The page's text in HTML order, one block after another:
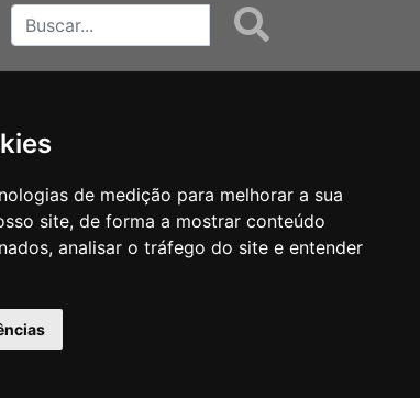
de medição para melhorar a sua
site, de forma a mostrar conteúdo
analisar o tráfego do site e entender
Notas Técnicas Fale Conocsco